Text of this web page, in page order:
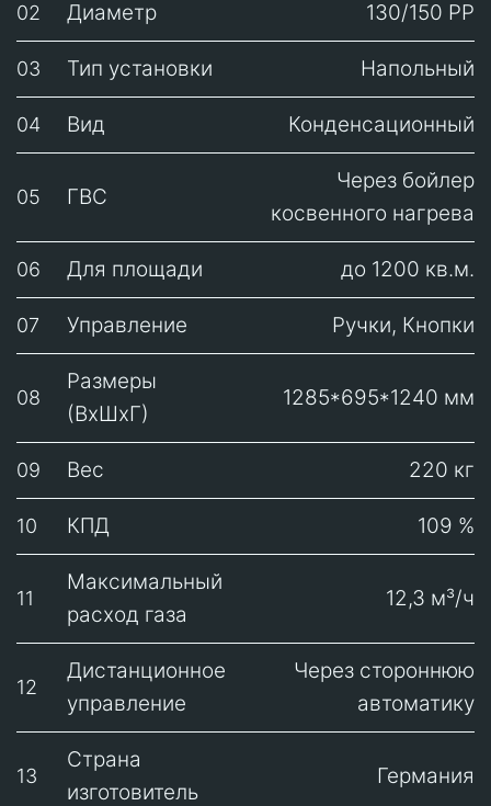
02 Диаметр 130/150 РР
03 Тип установки Напольный
04 Вид Конденсационный
05 ГВС
Через бойлер
косвенного нагрева
06 Для площади до 1200 кв.м.
07 Управление Ручки, Кнопки
08
Размеры
(ВхШхГ)
1285*695*1240 мм
09 Вес 220 кг
10 КПД 109 %
11
Максимальный
расход газа
12,3 м³/ч
12
Дистанционное
управление
Через стороннюю
автоматику
13
Страна
изготовитель
Германия